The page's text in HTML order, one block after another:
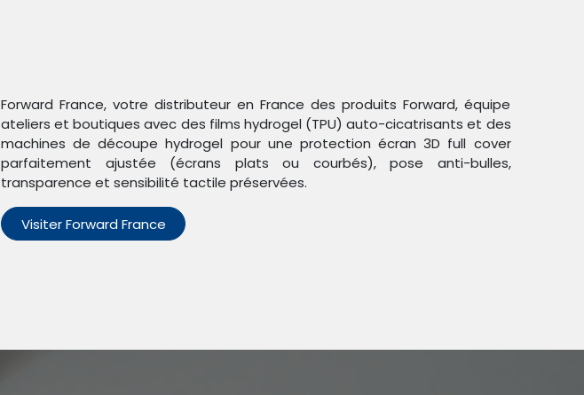
Trier par : Étiquettes
Forward France, votre distributeur en France des produits Forward, équipe
ateliers et boutiques avec des films hydrogel (TPU) auto-cicatrisants et des
machines de découpe hydrogel pour une protection écran 3D full cover
parfaitement ajustée (écrans plats ou courbés), pose anti-bulles,
transparence et sensibilité tactile préservées.
Visiter Forward France